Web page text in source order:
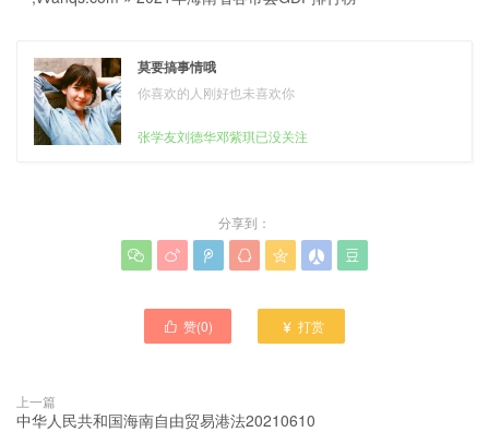
莫要搞事情哦
你喜欢的人刚好也未喜欢你
张学友刘德华邓紫琪已没关注
分享到：
      
 赞(0)  打赏
上一篇
中华人民共和国海南自由贸易港法20210610